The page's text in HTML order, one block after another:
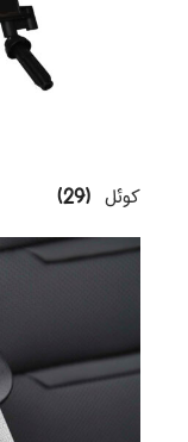
کوئل (29)